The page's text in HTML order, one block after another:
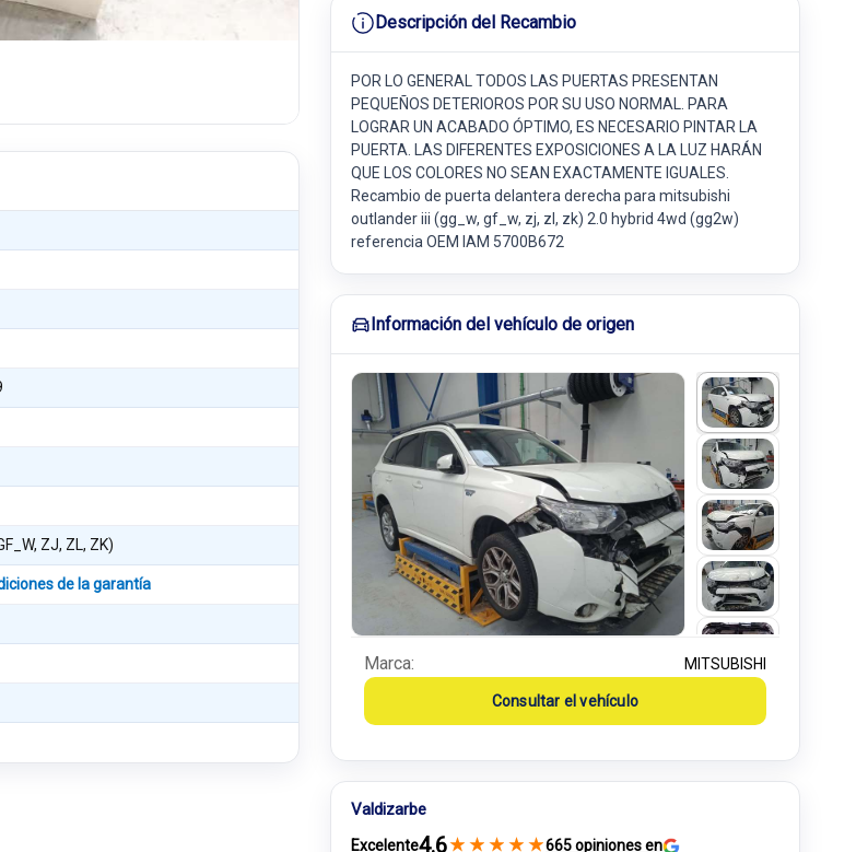
ZJ, ZL, ZK)
de la garantía
Descripción del Recambio
POR LO GENERAL TODOS LAS PUERTAS PRESENTAN
PEQUEÑOS DETERIOROS POR SU USO NORMAL. PARA
LOGRAR UN ACABADO ÓPTIMO, ES NECESARIO PINTAR LA
PUERTA. LAS DIFERENTES EXPOSICIONES A LA LUZ HARÁN
QUE LOS COLORES NO SEAN EXACTAMENTE IGUALES.
Recambio de puerta delantera derecha para mitsubishi
outlander iii (gg_w, gf_w, zj, zl, zk) 2.0 hybrid 4wd (gg2w)
referencia OEM IAM 5700B672
Información del vehículo de origen
Marca: MITSUBISHI
Consultar el vehículo
Valdizarbe
Excelente4.6★ ★ ★ ★ ★665 opiniones en